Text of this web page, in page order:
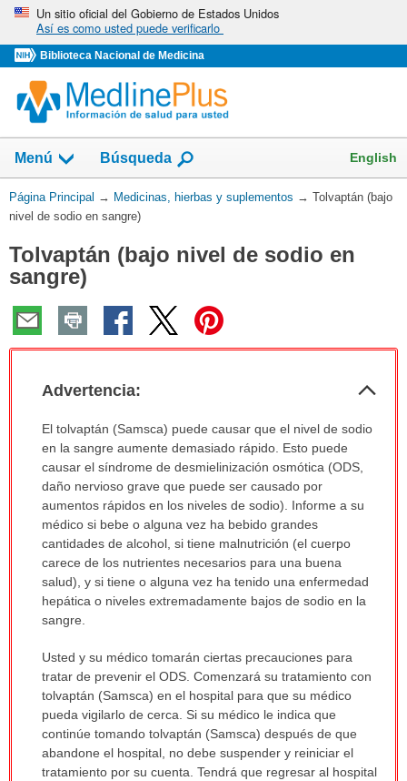
Omita
vaya
al
Contenido
Un sitio oficial del Gobierno de Estados Unidos
Así es como usted puede verificarlo
Biblioteca Nacional de Medicina
Menú
Mostrar
campo
de
Búsqueda English
Usted
está
Página Principal → Medicinas, hierbas y suplementos → Tolvaptán (bajo
nivel de sodio en sangre)
Tolvaptán (bajo nivel de sodio en
sangre)
Advertencia:
Advertencia:
sido
extendido.
El tolvaptán (Samsca) puede causar que el nivel de sodio
en la sangre aumente demasiado rápido. Esto puede
causar el síndrome de desmielinización osmótica (ODS,
daño nervioso grave que puede ser causado por
aumentos rápidos en los niveles de sodio). Informe a su
médico si bebe o alguna vez ha bebido grandes
cantidades de alcohol, si tiene malnutrición (el cuerpo
carece de los nutrientes necesarios para una buena
salud), y si tiene o alguna vez ha tenido una enfermedad
hepática o niveles extremadamente bajos de sodio en la
sangre.
Usted y su médico tomarán ciertas precauciones para
tratar de prevenir el ODS. Comenzará su tratamiento con
tolvaptán (Samsca) en el hospital para que su médico
pueda vigilarlo de cerca. Si su médico le indica que
continúe tomando tolvaptán (Samsca) después de que
abandone el hospital, no debe suspender y reiniciar el
tratamiento por su cuenta. Tendrá que regresar al hospital